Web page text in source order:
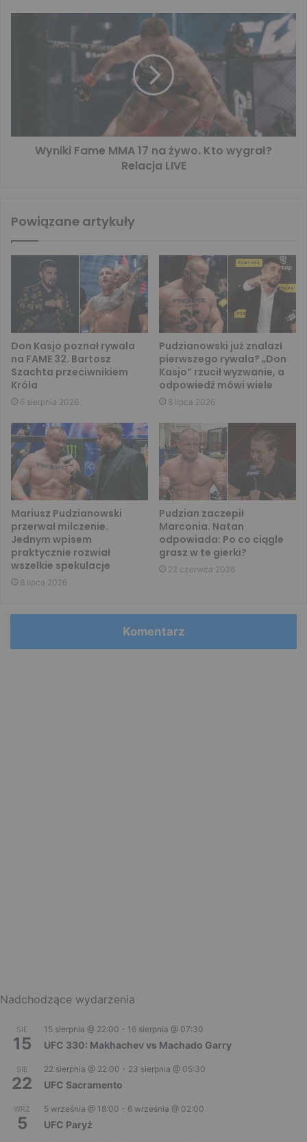
Wyniki Fame MMA 17 na żywo. Kto wygrał?
Relacja LIVE
Powiązane artykuły
Don Kasjo poznał rywala
na FAME 32. Bartosz
Szachta przeciwnikiem
Króla
6 sierpnia 2026
Pudzianowski już znalazł
pierwszego rywala? „Don
Kasjo” rzucił wyzwanie, a
odpowiedź mówi wiele
8 lipca 2026
Mariusz Pudzianowski
przerwał milczenie.
Jednym wpisem
praktycznie rozwiał
wszelkie spekulacje
8 lipca 2026
Pudzian zaczepił
Marconia. Natan
odpowiada: Po co ciągle
grasz w te gierki?
22 czerwca 2026
Komentarz
Nadchodzące wydarzenia
SIE
15
15 sierpnia @ 22:00 - 16 sierpnia @ 07:30
UFC 330: Makhachev vs Machado Garry
SIE
22
22 sierpnia @ 22:00 - 23 sierpnia @ 05:30
UFC Sacramento
WRZ
5
5 września @ 18:00 - 6 września @ 02:00
UFC Paryż